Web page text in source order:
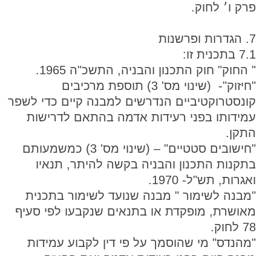
פרק ו׳ לחוק.
7. הגדרות ופרשנות
7.1 בתכנית זו:
" החוק" חוק התכנון והבניה, התשכ"ה 1965.
"חיזוק"- (שינוי מס' 3) תוספת מרכיבים
קונסטרוקטיביים הנדרשים למבנה קיים כדי לשפר
עמידותו בפני רעידות אדמה בהתאם לדרישות
התקן.
"חישובים סטטיים" – (שינוי מס' 3) כמשמעותם
בתקנות התכנון והבניה בקשה להיתר, תנאיו
ואגרות, תש"ל- 1970.
"מבנה לשימור " מבנה שנועד לשימור בתכנית
מאושרת, מופקדת או בתנאים שנקבעו לפי סעיף
78 לחוק.
"מהנדס" מי שהוסמך על פי דין לקבוע עמידות